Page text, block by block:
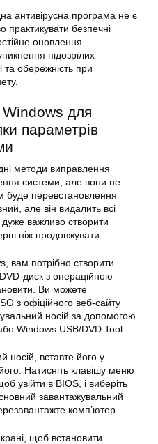
антивірусна програма не є
безпечні
оновлення
підозрілих
та обережність при
Windows для
параметрів
методи виправлення
системи, але вони не
буде перевстановлення
але він видалить всі
важливо створити
ніж продовжувати.
вам потрібно створити
диск з операційною
Ви можете
з офіційного веб-сайту
носій за допомогою
Windows USB/DVD Tool.
носій, вставте його у
Натисніть клавішу меню
увійти в BIOS, і виберіть
завантажувальний
комп’ютер.
щоб встановити